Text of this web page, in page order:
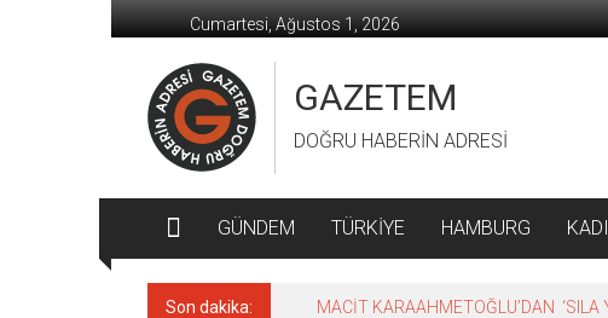
geç
Cumartesi, Ağustos 1, 2026
GAZETEM
DOĞRU HABERİN ADRESİ
GÜNDEM TÜRKİYE HAMBURG
Son dakika: MACİT KARAAHMETOĞLU’DAN ‘SILA